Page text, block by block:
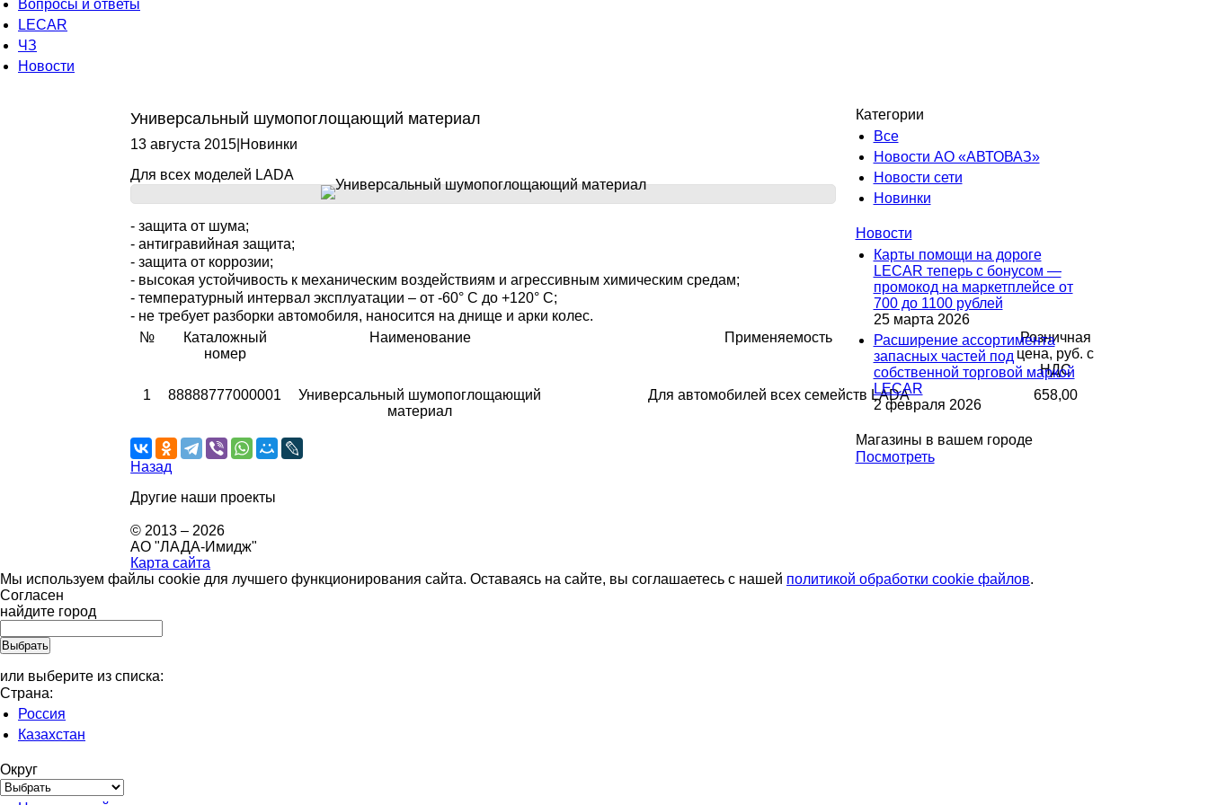
Вопросы и ответы
LECAR
ЧЗ
Новости
Универсальный шумопоглощающий материал
13 августа 2015 Новинки
Для всех моделей LADA
- защита от шума;
- антигравийная защита;
- защита от коррозии;
- высокая устойчивость к механическим воздействиям и агрессивным химическим средам;
- температурный интервал эксплуатации – от -60° С до +120° С;
- не требует разборки автомобиля, наносится на днище и арки колес.
№
Каталожный
номер
Наименование Применяемость
Розничная
цена, руб. с
НДС
1
88888777000001
Универсальный шумопоглощающий
материал
Для автомобилей всех семейств LADA 658,00
Назад
Категории
Все
Новости АО «АВТОВАЗ»
Новости сети
Новинки
Новости
Карты помощи на дороге
LECAR теперь с бонусом —
промокод на маркетплейсе от
700 до 1100 рублей
25 марта 2026
Расширение ассортимента
запасных частей под
собственной торговой маркой
LECAR
2 февраля 2026
Магазины в вашем городе
Посмотреть
Другие наши проекты
© 2013 – 2026
АО "ЛАДА-Имидж"
Карта сайта
Мы используем файлы cookie для лучшего функционирования сайта. Оставаясь на сайте, вы соглашаетесь с нашей политикой обработки cookie файлов.
Согласен
найдите город
или выберите из списка:
Страна:
Россия
Казахстан
Округ